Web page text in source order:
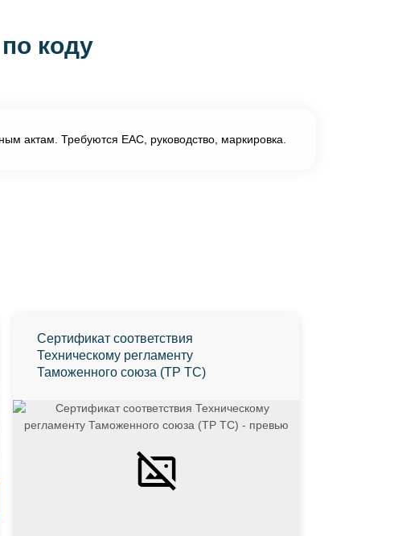
коду
Требуются EAC, руководство, маркировка.
Сертификат соответствия
Техническому регламенту
Таможенного союза (ТР ТС)